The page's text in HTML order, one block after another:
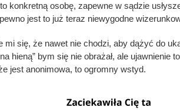
konkretną osobę, zapewne w sądzie
jest to już teraz niewygodne
mi się, że nawet nie chodzi, aby dążyć do
hieną” bym się nie obrażał, ale ujawnienie
jest anonimowa, to ogromny wstyd.